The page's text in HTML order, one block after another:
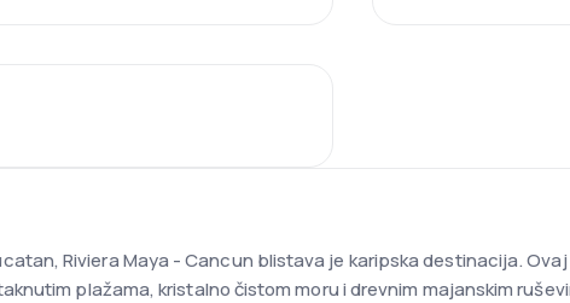
Riviera Maya - Cancun blistava je karipska destinacija.
plažama, kristalno čistom moru i drevnim majanskim